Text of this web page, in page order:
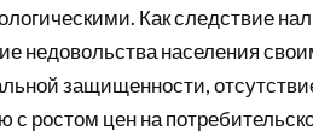
Как следствие
недовольства населения
защищенности,
с ростом цен на